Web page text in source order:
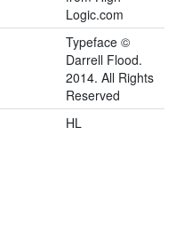
Logic.com
Typeface ©
Darrell Flood.
2014. All Rights
Reserved
HL